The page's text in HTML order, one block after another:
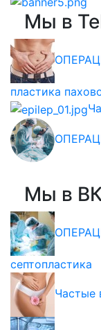
Мы в
пластика
Мы в
септопластика
Частые